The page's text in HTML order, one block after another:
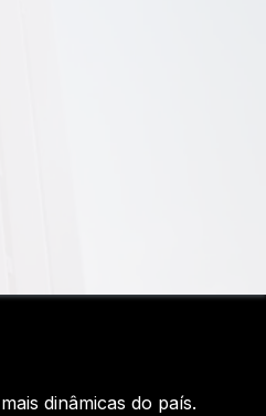
dinâmicas do país.